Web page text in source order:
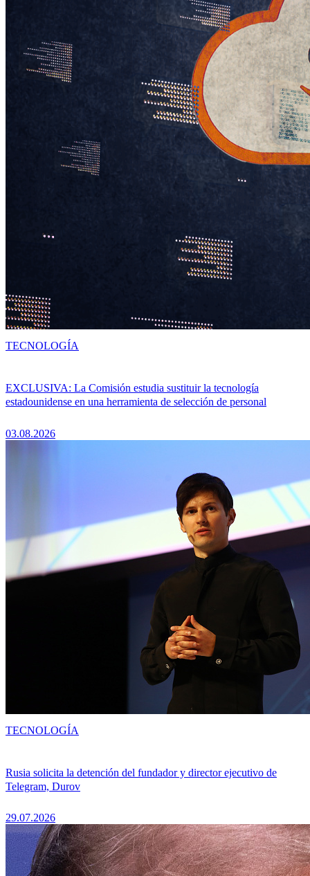
EXCLUSIVA: La Comisión estudia sustituir la tecnología
estadounidense en una herramienta de selección de personal
03.08.2026
TECNOLOGÍA
Rusia solicita la detención del fundador y director ejecutivo de
Telegram, Durov
29.07.2026
TECNOLOGÍA